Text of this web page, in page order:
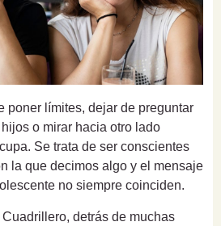
poner límites, dejar de preguntar
o mirar hacia otro lado
Se trata de ser conscientes
la que decimos algo y el mensaje
no siempre coinciden.
detrás de muchas